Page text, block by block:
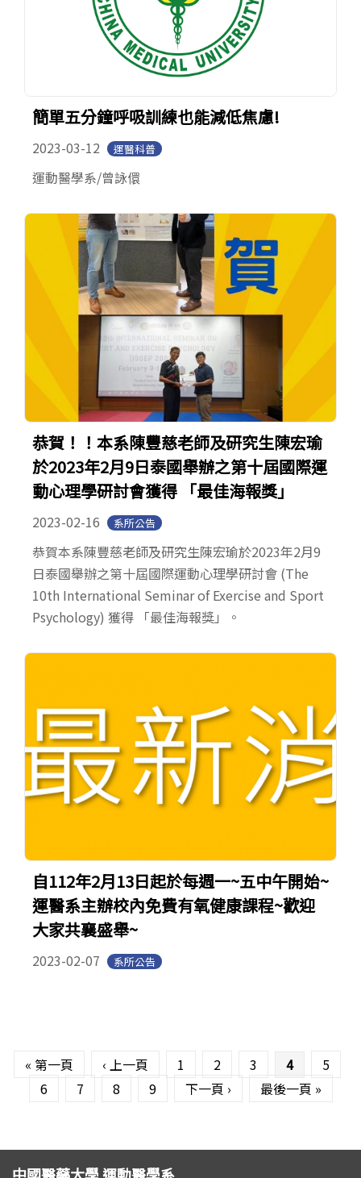
簡單五分鐘呼吸訓練也能減低焦慮!
2023-03-12 運醫科普
運動醫學系/曾詠儇
恭賀！！本系陳豐慈老師及研究生陳宏瑜
於2023年2月9日泰國舉辦之第十屆國際運
動心理學研討會獲得 「最佳海報獎」
2023-02-16 系所公告
恭賀本系陳豐慈老師及研究生陳宏瑜於2023年2月9
日泰國舉辦之第十屆國際運動心理學研討會 (The
10th International Seminar of Exercise and Sport
Psychology) 獲得 「最佳海報獎」。
自112年2月13日起於每週一~五中午開始~
運醫系主辦校內免費有氧健康課程~歡迎
大家共襄盛舉~
2023-02-07 系所公告
« 第一頁 ‹ 上一頁 1 2 3 4
5
6
7 8 9 下一頁 › 最後一頁 »